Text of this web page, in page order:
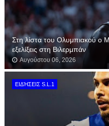
Στη λίστα του Ολυμπιακού ο
εξελίξεις στη Βιλερμπάν
Αυγούστου 06, 2026
ΕΙΔΉΣΕΙΣ S.L.1